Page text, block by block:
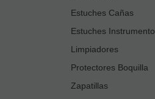
Estuches Cañas
Estuches Instrumento
Limpiadores
Protectores Boquilla
Zapatillas